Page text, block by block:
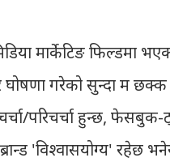
मार्केटिङ फिल्डमा
गरेको सुन्दा म
चर्चा/परिचर्चा हुन्छ,
'विश्वासयोग्य' रहेछ